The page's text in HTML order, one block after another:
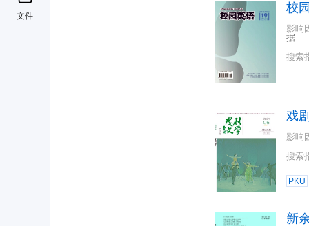
文件
校
影响
据
搜索
戏
影响
搜索
PKU
新